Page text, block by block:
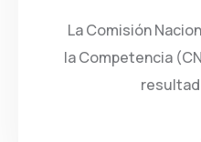
La Comisión
la Competencia